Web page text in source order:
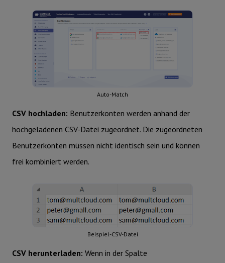
Auto-Match
CSV hochladen: Benutzerkonten werden anhand der
hochgeladenen CSV-Datei zugeordnet. Die zugeordneten
Benutzerkonten müssen nicht identisch sein und können
frei kombiniert werden.
Beispiel-CSV-Datei
CSV herunterladen: Wenn in der Spalte